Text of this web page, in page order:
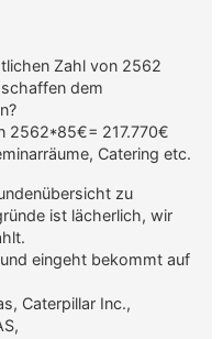
Zahl von 2562
dem
2562*85€= 217.770€
Catering etc.
zu
ist lächerlich, wir
eingeht bekommt auf
Caterpillar Inc.,